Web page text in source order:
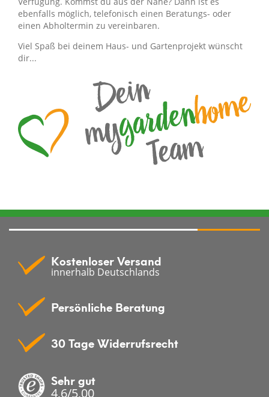
ebenfalls möglich, telefonisch einen Beratungs- oder
einen Abholtermin zu vereinbaren.
Viel Spaß bei deinem Haus- und Gartenprojekt wünscht
dir...
Kostenloser Versand
innerhalb Deutschlands
Persönliche Beratung
30 Tage Widerrufsrecht
Sehr gut
4,6/5,00